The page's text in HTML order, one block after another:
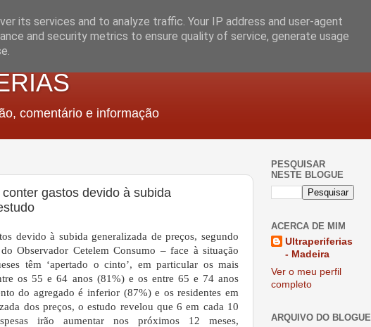
comentário e informação
gastos devido à subida
devido à subida generalizada de preços, segundo
Observador Cetelem Consumo – face à situação
têm ‘apertado o cinto’, em particular os mais
os 55 e 64 anos (81%) e os entre 65 e 74 anos
do agregado é inferior (87%) e os residentes em
dos preços, o estudo revelou que 6 em cada 10
irão aumentar nos próximos 12 meses,
PESQUISAR
NESTE BLOGUE
ACERCA DE MIM
Ultraperiferias
- Madeira
Ver o meu perfil
completo
ARQUIVO DO BLOGUE
its services and to analyze traffic. Your IP address and user-agent
and security metrics to ensure quality of service, generate usage